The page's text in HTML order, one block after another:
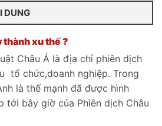
DUNG
xu thế ?
Châu Á là địa chỉ phiên dịch
tổ chức,doanh nghiệp. Trong
là thế mạnh đã được hình
tới bây giờ của Phiên dịch Châu